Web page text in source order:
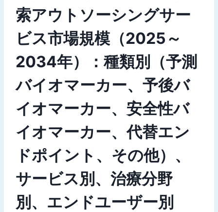
索アウトソーシングサー
ビス市場規模（2025～
2034年）：種類別（予測
バイオマーカー、予後バ
イオマーカー、安全性バ
イオマーカー、代替エン
ドポイント、その他）、
サービス別、治療分野
別、エンドユーザー別